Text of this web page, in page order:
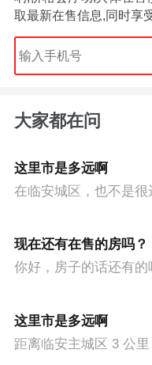
取最新在售信息,同时享
大家都在问
这里市是多远啊
在临安城区，也不是很
现在还有在售的房吗？
你好，房子的话还有的
这里市是多远啊
距离临安主城区 3 公里